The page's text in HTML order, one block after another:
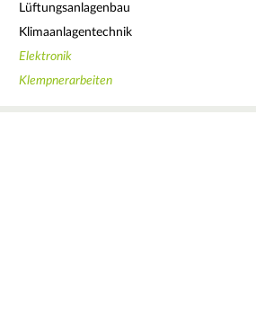
Lüftungsanlagenbau
Klimaanlagentechnik
Elektronik
Klempnerarbeiten